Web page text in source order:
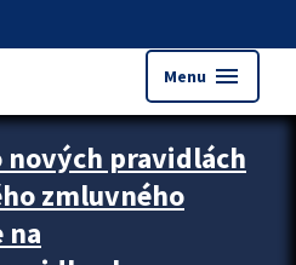
Menu menu
nových pravidlách
zmluvného
na